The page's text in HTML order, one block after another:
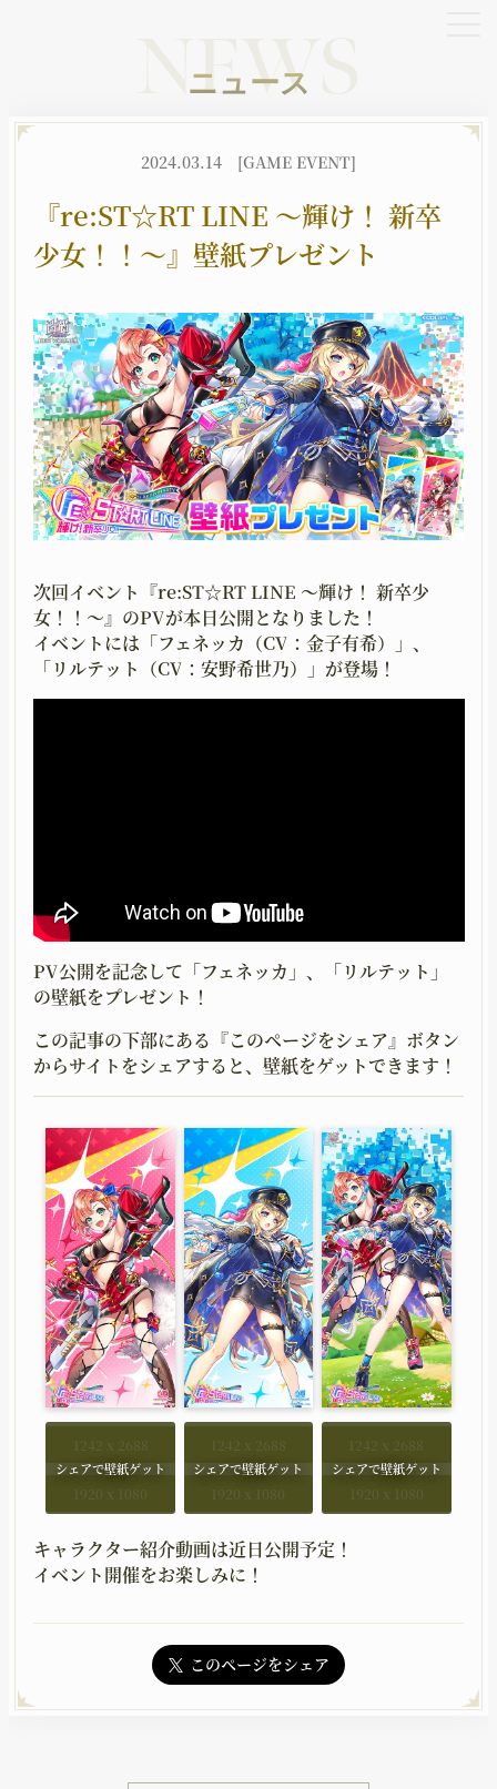
HOME NEWS
BATTLE
バトル
CHARACTER
キャラクター
JOB
職種
WORLD
世界観
UPGRADING GOODS
MOVIE
ムービー
GUIDELINE
二次創作ガイドライン
X YouTube TikTok
NEWS
ニュース
2024.03.14 [GAME EVENT]
『re:ST☆RT LINE ～輝け！ 新卒
少女！！～』壁紙プレゼント
次回イベント『re:ST☆RT LINE ～輝け！ 新卒少
女！！～』のPVが本日公開となりました！
イベントには「フェネッカ（CV：金子有希）」、
「リルテット（CV：安野希世乃）」が登場！
PV公開を記念して「フェネッカ」、「リルテット」
の壁紙をプレゼント！
この記事の下部にある『このページをシェア』ボタン
からサイトをシェアすると、壁紙をゲットできます！
1242 x 2688
1920 x 1080
1242 x 2688
1920 x 1080
1242 x 2688
1920 x 1080
キャラクター紹介動画は近日公開予定！
イベント開催をお楽しみに！
このページをシェア